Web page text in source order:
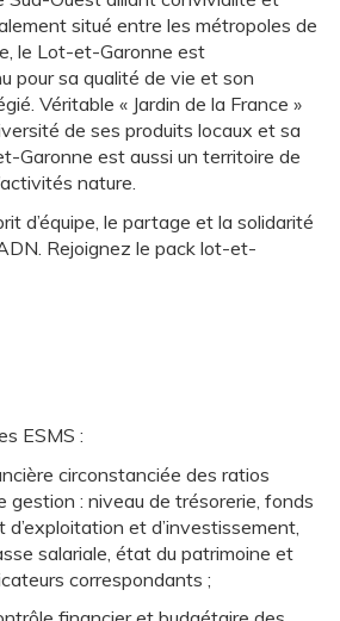
situé entre les métropoles de
le Lot-et-Garonne est
pour sa qualité de vie et son
Véritable « Jardin de la France »
de ses produits locaux et sa
Garonne est aussi un territoire de
nature.
d’équipe, le partage et la solidarité
Rejoignez le pack lot-et-
ESMS :
circonstanciée des ratios
gestion : niveau de trésorerie, fonds
d’exploitation et d’investissement,
salariale, état du patrimoine et
correspondants ;